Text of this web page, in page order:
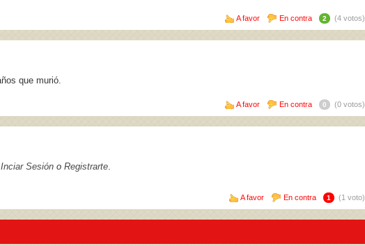
A favor En contra 2 (4 votos)
que murió.
A favor En contra 0 (0 votos)
Inciar Sesión o Registrarte.
A favor En contra 1 (1 voto)